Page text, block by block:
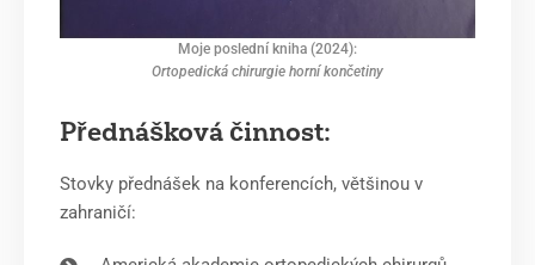
Moje poslední kniha (2024):
Ortopedická chirurgie horní končetiny
Přednášková činnost:
Stovky přednášek na konferencích, většinou v
zahraničí: